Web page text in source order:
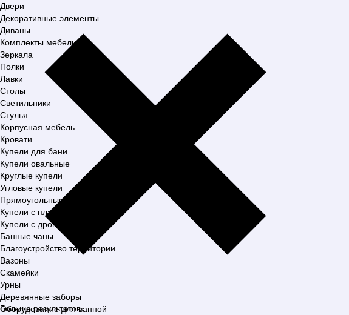
Больше результатов
Двери
Декоративные элементы
Диваны
Комплекты мебели
Зеркала
Полки
Лавки
Столы
Светильники
Стулья
Корпусная мебель
Кровати
Купели для бани
Купели овальные
Круглые купели
Угловые купели
Прямоугольные купели
Купели с пластиковой вставкой
Купели с дровяной печью
Банные чаны
Благоустройство территории
Вазоны
Скамейки
Урны
Деревянные заборы
Оборудование для ванной